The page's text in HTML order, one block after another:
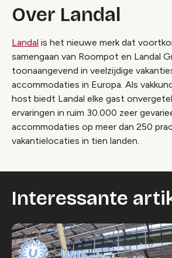
Over Landal
Landal is het nieuwe merk dat
samengaan van Roompot en Landal
toonaangevend in veelzijdige
accommodaties in Europa. Als
host biedt Landal elke gast
ervaringen in ruim 30.000 zeer
accommodaties op meer dan 250
vakantielocaties in tien landen.
Interessante